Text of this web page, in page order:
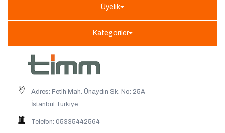
Üyelik
Kategoriler
Adres: Fetih Mah. Ünaydın Sk. No: 25A
İstanbul Türkiye
Telefon: 05335442564